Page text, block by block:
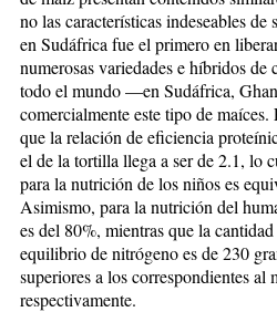
no las características indeseables
en Sudáfrica fue el primero en
numerosas variedades e híbridos
todo el mundo —en Sudáfrica,
comercialmente este tipo de
que la relación de eficiencia
el de la tortilla llega a ser de 2.1, lo
para la nutrición de los niños es
Asimismo, para la nutrición del
es del 80%, mientras que la
equilibrio de nitrógeno es de 230
superiores a los correspondientes
respectivamente.